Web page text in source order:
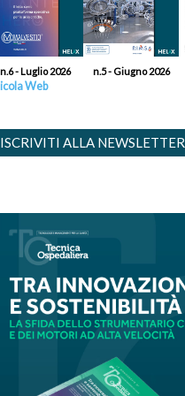
n.6 - Luglio 2026 n.5 - Giugno 2026
Web
ISCRIVITI ALLA NEWSLETTER